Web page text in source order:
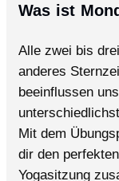
Was ist
Alle zwei bis
anderes
beeinflussen
Mit dem
dir den
Yogasitzung